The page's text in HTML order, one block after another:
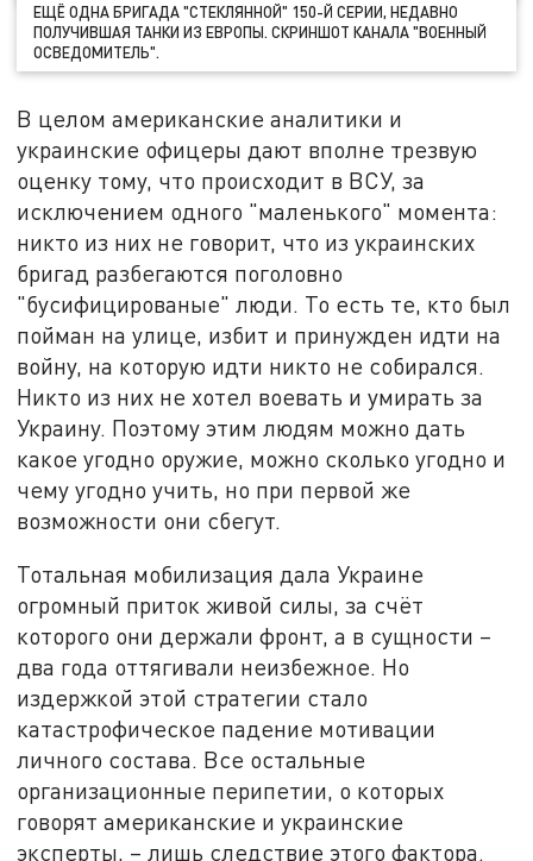
ЕЩЁ ОДНА БРИГАДА "СТЕКЛЯННОЙ" 150-Й СЕРИИ, НЕДАВНО
ПОЛУЧИВШАЯ ТАНКИ ИЗ ЕВРОПЫ. СКРИНШОТ КАНАЛА "ВОЕННЫЙ
ОСВЕДОМИТЕЛЬ".
В целом американские аналитики и
украинские офицеры дают вполне трезвую
оценку тому, что происходит в ВСУ, за
исключением одного "маленького" момента:
никто из них не говорит, что из украинских
бригад разбегаются поголовно
"бусифицированые" люди. То есть те, кто был
пойман на улице, избит и принужден идти на
войну, на которую идти никто не собирался.
Никто из них не хотел воевать и умирать за
Украину. Поэтому этим людям можно дать
какое угодно оружие, можно сколько угодно и
чему угодно учить, но при первой же
возможности они сбегут.
Тотальная мобилизация дала Украине
огромный приток живой силы, за счёт
которого они держали фронт, а в сущности –
два года оттягивали неизбежное. Но
издержкой этой стратегии стало
катастрофическое падение мотивации
личного состава. Все остальные
организационные перипетии, о которых
говорят американские и украинские
эксперты, – лишь следствие этого фактора.